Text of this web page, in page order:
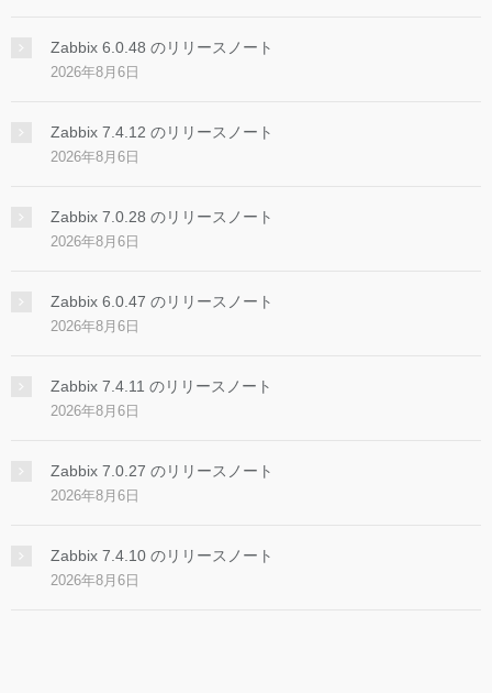
Zabbix 6.0.48 のリリースノート
2026年8月6日
Zabbix 7.4.12 のリリースノート
2026年8月6日
Zabbix 7.0.28 のリリースノート
2026年8月6日
Zabbix 6.0.47 のリリースノート
2026年8月6日
Zabbix 7.4.11 のリリースノート
2026年8月6日
Zabbix 7.0.27 のリリースノート
2026年8月6日
Zabbix 7.4.10 のリリースノート
2026年8月6日